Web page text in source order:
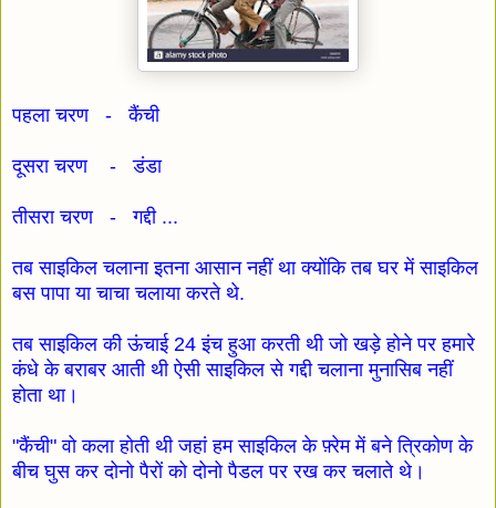
पहला चरण - कैंची
दूसरा चरण - डंडा
तीसरा चरण - गद्दी ...
तब साइकिल चलाना इतना आसान नहीं था क्योंकि तब घर में साइकिल
बस पापा या चाचा चलाया करते थे.
तब साइकिल की ऊंचाई 24 इंच हुआ करती थी जो खड़े होने पर हमारे
कंधे के बराबर आती थी ऐसी साइकिल से गद्दी चलाना मुनासिब नहीं
होता था।
"कैंची" वो कला होती थी जहां हम साइकिल के फ़्रेम में बने त्रिकोण के
बीच घुस कर दोनो पैरों को दोनो पैडल पर रख कर चलाते थे।